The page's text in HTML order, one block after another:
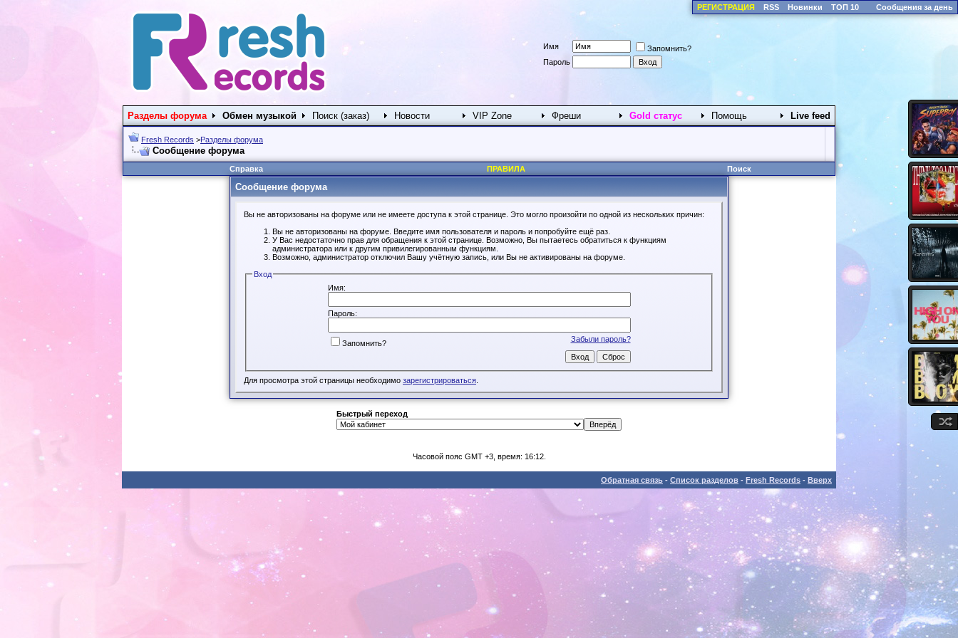
РЕГИСТРАЦИЯ RSS Новинки ТОП 10 Сообщения за день
Имя
Запомнить?
Пароль
Разделы форума Обмен музыкой Поиск (заказ) Новости VIP Zone Фреши Gold статус Помощь Live feed
Fresh Records >Разделы форума
Сообщение форума
Справка ПРАВИЛА Поиск
Сообщение форума
Вы не авторизованы на форуме или не имеете доступа к этой странице. Это могло произойти по одной из нескольких причин:
Вы не авторизованы на форуме. Введите имя пользователя и пароль и попробуйте ещё раз.
У Вас недостаточно прав для обращения к этой странице. Возможно, Вы пытаетесь обратиться к функциям
администратора или к другим привилегированным функциям.
Возможно, администратор отключил Вашу учётную запись, или Вы не активированы на форуме.
Вход
Имя:
Пароль:
Забыли пароль?
Запомнить?
Для просмотра этой страницы необходимо зарегистрироваться
Быстрый переход
Часовой пояс GMT +3, время: 16:12.
Обратная связь - Список разделов - Fresh Records - Вверх